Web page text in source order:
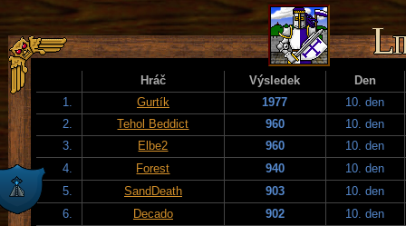
Hráč Výsledek
Den
1.
Gurtík 1977
10. den
2.
Tehol Beddict 960
10. den
3.
Elbe2 960
10. den
4.
Forest 940
10. den
5.
SandDeath 903
10. den
6.
Decado 902
10. den